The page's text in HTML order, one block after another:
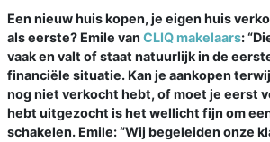
Een nieuw huis kopen, je eigen huis
als eerste? Emile van CLIQ makelaars:
vaak en valt of staat natuurlijk in de
financiële situatie. Kan je aankopen
nog niet verkocht hebt, of moet je eerst
hebt uitgezocht is het wellicht fijn om
schakelen. Emile: “Wij begeleiden onze